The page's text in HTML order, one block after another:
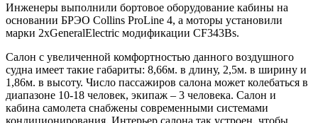
Инженеры выполнили бортовое оборудование кабины на
основании БРЭО Collins ProLine 4, а моторы установили
марки 2xGeneralElectric модификации CF343Bs.
Салон с увеличенной комфортностью данного воздушного
судна имеет такие габариты: 8,66м. в длину, 2,5м. в ширину и
1,86м. в высоту. Число пассажиров салона может колебаться в
диапазоне 10-18 человек, экипаж – 3 человека. Салон и
кабина самолета снабжены современными системами
кондиционирования. Интерьер салона так устроен, чтобы